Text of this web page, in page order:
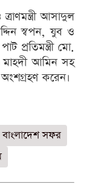
আসাদুল
স্বপন, যুব ও
প্রতিমন্ত্রী মো.
মাহদী আমিন সহ
অংশগ্রহণ করেন।
বাংলাদেশ সফর